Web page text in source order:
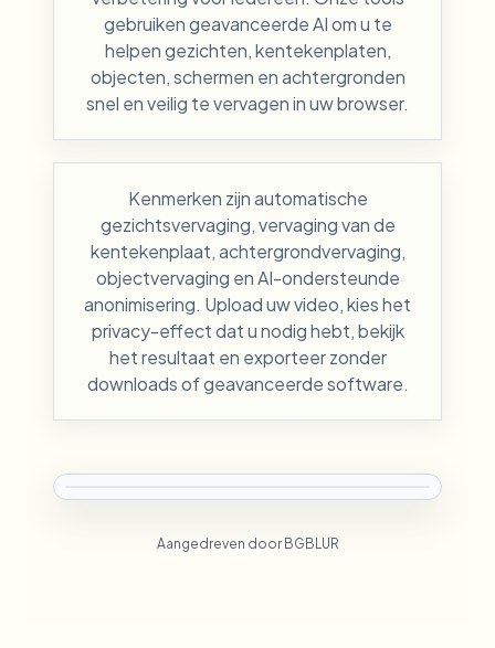
gebruiken geavanceerde AI om u te
helpen gezichten, kentekenplaten,
objecten, schermen en achtergronden
snel en veilig te vervagen in uw browser.
Kenmerken zijn automatische
gezichtsvervaging, vervaging van de
kentekenplaat, achtergrondvervaging,
objectvervaging en AI-ondersteunde
anonimisering. Upload uw video, kies het
privacy-effect dat u nodig hebt, bekijk
het resultaat en exporteer zonder
downloads of geavanceerde software.
Aangedreven door BGBLUR